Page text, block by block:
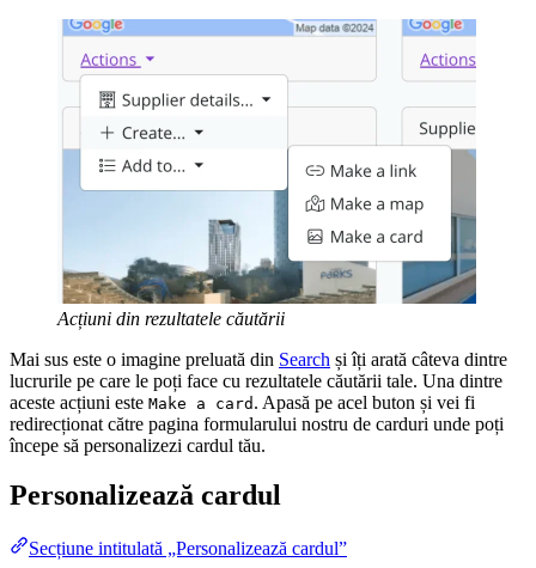
Acțiuni din rezultatele căutării
Mai sus este o imagine preluată din Search și îți arată câteva dintre
lucrurile pe care le poți face cu rezultatele căutării tale. Una dintre
aceste acțiuni este Make a card . Apasă pe acel buton și vei fi
redirecționat către pagina formularului nostru de carduri unde poți
începe să personalizezi cardul tău.
Personalizează cardul
Secțiune intitulată „Personalizează cardul”